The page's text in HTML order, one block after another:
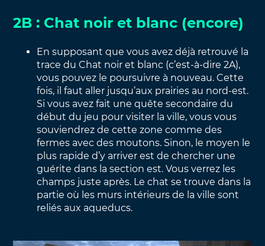
2B : Chat noir et blanc (encore)
En supposant que vous avez déjà retrouvé la
trace du Chat noir et blanc (c’est-à-dire 2A),
vous pouvez le poursuivre à nouveau. Cette
fois, il faut aller jusqu’aux prairies au nord-est.
Si vous avez fait une quête secondaire du
début du jeu pour visiter la ville, vous vous
souviendrez de cette zone comme des
fermes avec des moutons. Sinon, le moyen le
plus rapide d’y arriver est de chercher une
guérite dans la section est. Vous verrez les
champs juste après. Le chat se trouve dans la
partie où les murs intérieurs de la ville sont
reliés aux aqueducs.